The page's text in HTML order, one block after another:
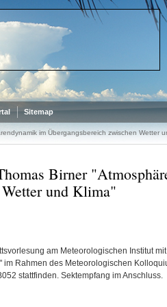
Sitemap
im Übergangsbereich zwischen Wetter
Birner
und Klima"
am Meteorologischen Institut
Rahmen des Meteorologischen
stattfinden. Sektempfang im Anschluss.